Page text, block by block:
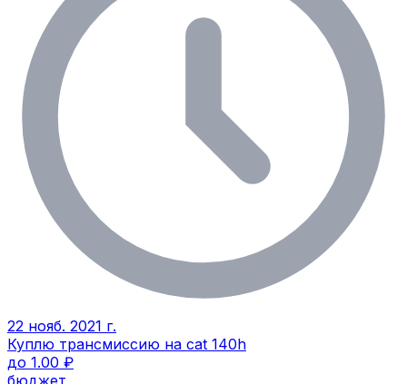
22 нояб. 2021 г.
Куплю трансмиссию на cat 140h
до 1.00 ₽
бюджет